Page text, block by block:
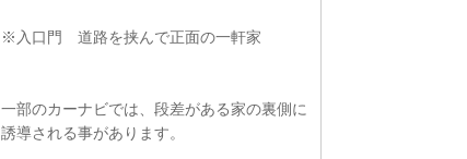
※入口門 道路を挟んで正面の一軒家
一部のカーナビでは、段差がある家の裏側に
誘導される事があります。